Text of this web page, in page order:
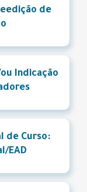
de
Indicação
de Curso:
EAD